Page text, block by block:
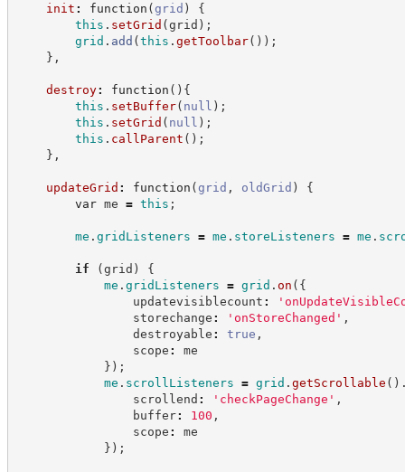
init : function (grid )
{
this . setGrid (grid ) ;
grid . add (this . getToolbar( ) ) ;
} ,
destroy: function ( ) {
this . setBuffer( null ) ;
this . setGrid ( null ) ;
this . callParent ( ) ;
} ,
updateGrid : function (grid , oldGrid )
{
var me = this ;
me . gridListeners = me . storeListeners = me .
if (grid )
{
me . gridListeners = grid . on ( {
updatevisiblecount : '
storechange : ' onStoreChanged ' ,
destroyable : true ,
scope :
me
} ) ;
me . scrollListeners = grid . getScrollable ( )
scrollend : ' checkPageChange ' ,
buffer: 100 ,
scope :
me
} ) ;